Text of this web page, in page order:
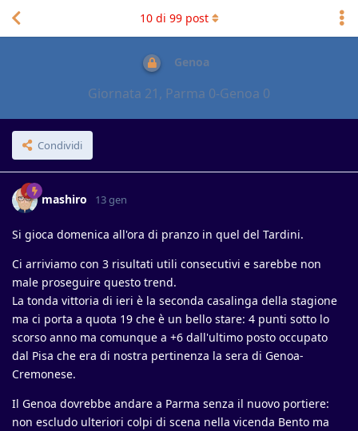
Genoa
Giornata 21, Parma 0-Genoa 0
Condividi
10di 99post
mashiro 13 gen
Si gioca domenica all'ora di pranzo in quel del Tardini.
Ci arriviamo con 3 risultati utili consecutivi e sarebbe non
male proseguire questo trend.
La tonda vittoria di ieri è la seconda casalinga della stagione
ma ci porta a quota 19 che è un bello stare: 4 punti sotto lo
scorso anno ma comunque a +6 dall'ultimo posto occupato
dal Pisa che era di nostra pertinenza la sera di Genoa-
Cremonese.
Il Genoa dovrebbe andare a Parma senza il nuovo portiere:
non escludo ulteriori colpi di scena nella vicenda Bento ma